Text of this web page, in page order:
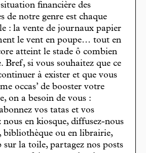
financière des
de notre genre est chaque
: la vente de journaux papier
le vent en poupe… tout en
atteint le stade ô combien
Bref, si vous souhaitez que ce
à exister et que vous
occas’ de booster votre
on a besoin de vous :
vos tatas et vos
nous en kiosque, diffusez-nous
bibliothèque ou en librairie,
sur la toile, partagez nos posts